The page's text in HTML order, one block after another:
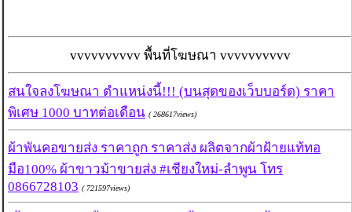
vvvvvvvvvv พื้นที่โฆษณา vvvvvvvvvv
สนใจลงโฆษณา ตำแหน่งนี้!!! (บนสุดของเว็บบอร์ด) ราคา
พิเศษ 1000 บาทต่อเดือน ( 268617views)
ผ้าพันคอขายส่ง ราคาถูก ราคาส่ง ผลิตจากผ้าฝ้ายแท้ทอ
มือ100% ผ้าขาวม้าขายส่ง #เชียงใหม่-ลำพูน โทร
0866728103 ( 721597views)